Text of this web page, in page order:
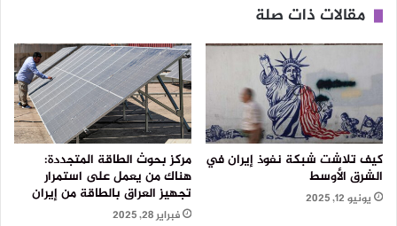
مقالات ذات صلة
كيف تلاشت شبكة نفوذ إيران في
الشرق الأوسط
يونيو 12, 2025
مركز بحوث الطاقة المتجددة:
هناك من يعمل على استمرار
تجهيز العراق بالطاقة من إيران
فبراير 28, 2025